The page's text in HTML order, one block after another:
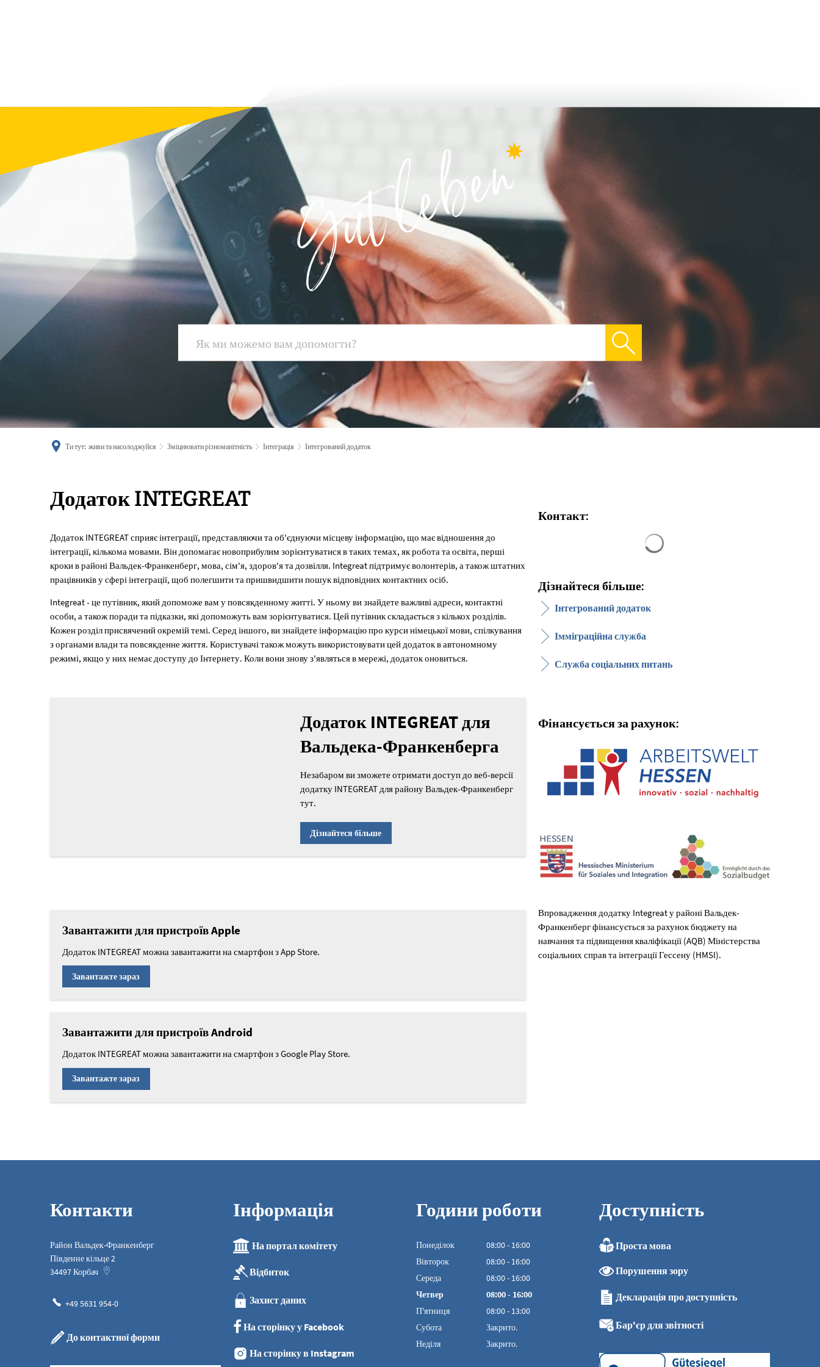
поінформувати та подати заявку рости та розвиватися
Ти тут: живи та насолоджуйся Зміцнювати різноманітність Інтеграція Інтегрований додаток
Інтегрований
додаток
Додаток INTEGREAT
Додаток INTEGREAT сприяє інтеграції, представляючи та об'єднуючи місцеву інформацію, що має відношення до
інтеграції, кількома мовами. Він допомагає новоприбулим зорієнтуватися в таких темах, як робота та освіта, перші
кроки в районі Вальдек-Франкенберг, мова, сім'я, здоров'я та дозвілля. Integreat підтримує волонтерів, а також штатних
працівників у сфері інтеграції, щоб полегшити та пришвидшити пошук відповідних контактних осіб.
Integreat - це путівник, який допоможе вам у повсякденному житті. У ньому ви знайдете важливі адреси, контактні
особи, а також поради та підказки, які допоможуть вам зорієнтуватися. Цей путівник складається з кількох розділів.
Кожен розділ присвячений окремій темі. Серед іншого, ви знайдете інформацію про курси німецької мови, спілкування
з органами влади та повсякденне життя. Користувачі також можуть використовувати цей додаток в автономному
режимі, якщо у них немає доступу до Інтернету. Коли вони знову з'являться в мережі, додаток оновиться.
Додаток INTEGREAT для
Вальдека-Франкенберга
Незабаром ви зможете отримати доступ до веб-версії
додатку INTEGREAT для району Вальдек-Франкенберг
тут.
Дізнайтеся більше
Завантажити для пристроїв Apple
Додаток INTEGREAT можна завантажити на смартфон з App Store.
Завантажте зараз
Завантажити для пристроїв Android
Додаток INTEGREAT можна завантажити на смартфон з Google Play Store.
Завантажте зараз
Контакт:
Дізнайтеся більше:
Інтегрований додаток
Імміграційна служба
Служба соціальних питань
Фінансується за рахунок:
Впровадження додатку Integreat у районі Вальдек-
Франкенберг фінансується за рахунок бюджету на
навчання та підвищення кваліфікації (AQB) Міністерства
соціальних справ та інтеграції Гессену (HMSI).
Контакти
Район Вальдек-Франкенберг
Південне кільце 2
34497Корбач
+49 5631 954-0
До контактної форми
Інформація
На портал комітету
Відбиток
Захист даних
На сторінку у Facebook
На сторінку в Instagram
Години роботи
Понеділок 08:00- 16:00
З 08:00 до 16:00
Вівторок 08:00- 16:00
З 08:00 до 16:00
Середа 08:00- 16:00
З 08:00 до 16:00
Четвер 08:00- 16:00
З 08:00 до 16:00
П'ятниця 08:00- 13:00
З 08:00 до 13:00
Субота
Закрито.
Неділя
Закрито.
Доступність
Проста мова
Порушення зору
Декларація про доступність
Бар'єр для звітності